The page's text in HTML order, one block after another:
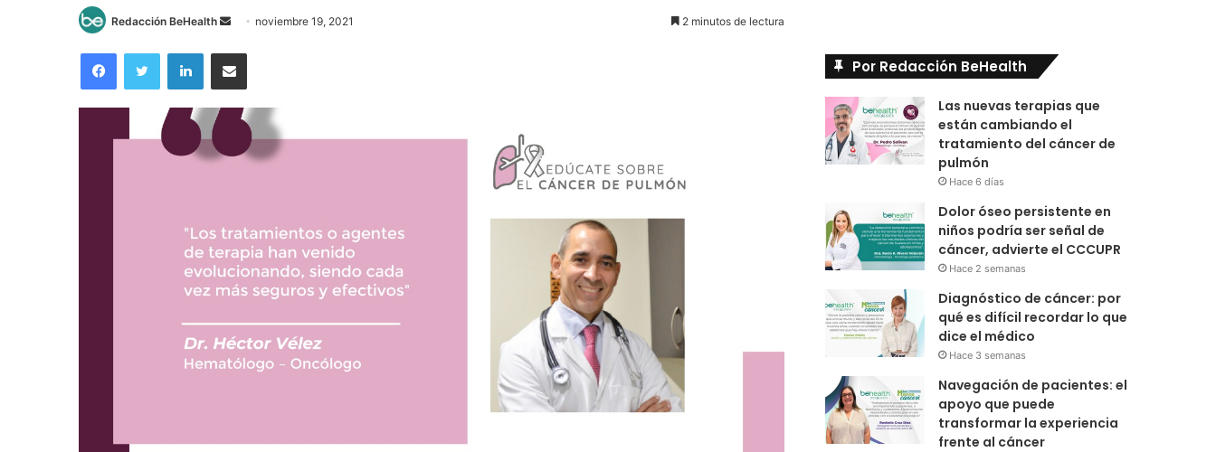
Redacción BeHealth
Send
email
noviembre 19, 2021 2 minutos de lectura
FacebookTwitter LinkedInCompartir por correo electrónico
Por Redacción BeHealth
Las nuevas terapias que
están cambiando el
tratamiento del cáncer de
pulmón
Hace 6 días
Dolor óseo persistente en
niños podría ser señal de
cáncer, advierte el CCCUPR
Hace 2 semanas
Diagnóstico de cáncer: por
qué es difícil recordar lo que
dice el médico
Hace 3 semanas
Navegación de pacientes: el
apoyo que puede
transformar la experiencia
frente al cáncer